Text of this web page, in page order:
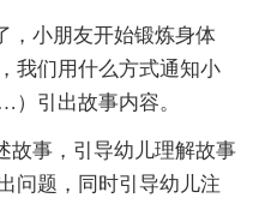
，小朋友开始锻炼身体
我们用什么方式通知小
引出故事内容。
故事，引导幼儿理解故事
问题，同时引导幼儿注